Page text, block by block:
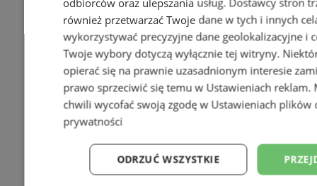
również przetwarzać Twoje dane w tych i innych
wykorzystywać precyzyjne dane geolokalizacyjne i
Twoje wybory dotyczą wyłącznie tej witryny.
opierać się na prawnie uzasadnionym interesie
prawo sprzeciwić się temu w Ustawieniach reklam.
chwili wycofać swoją zgodę w Ustawieniach plików
prywatności
ODRZUĆ WSZYSTKIE